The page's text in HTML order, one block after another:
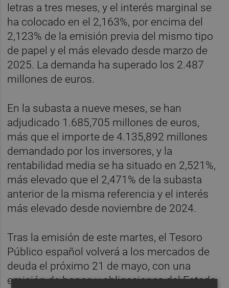
letras a tres meses, y el interés marginal se
ha colocado en el 2,163%, por encima del
2,123% de la emisión previa del mismo tipo
de papel y el más elevado desde marzo de
2025. La demanda ha superado los 2.487
millones de euros.
En la subasta a nueve meses, se han
adjudicado 1.685,705 millones de euros,
más que el importe de 4.135,892 millones
demandado por los inversores, y la
rentabilidad media se ha situado en 2,521%,
más elevado que el 2,471% de la subasta
anterior de la misma referencia y el interés
más elevado desde noviembre de 2024.
Tras la emisión de este martes, el Tesoro
Público español volverá a los mercados de
deuda el próximo 21 de mayo, con una
emisión de bonos y obligaciones del Estado